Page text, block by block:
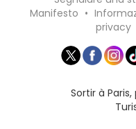
Manifesto •
privacy
Sortir à